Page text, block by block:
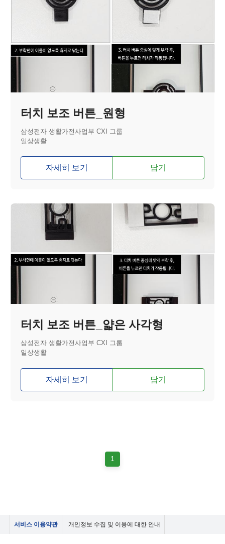
터치 보조 버튼_원형
삼성전자 생활가전사업부 CXI 그룹
일상생활
자세히 보기 담기
터치 보조 버튼_얇은 사각형
삼성전자 생활가전사업부 CXI 그룹
일상생활
자세히 보기 담기
1
서비스 이용약관 개인정보 수집 및 이용에 대한 안내